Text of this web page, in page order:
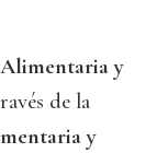
y
de la
y